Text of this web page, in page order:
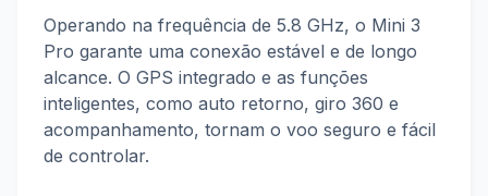
Operando na frequência de 5.8 GHz, o Mini 3
Pro garante uma conexão estável e de longo
alcance. O GPS integrado e as funções
inteligentes, como auto retorno, giro 360 e
acompanhamento, tornam o voo seguro e fácil
de controlar.